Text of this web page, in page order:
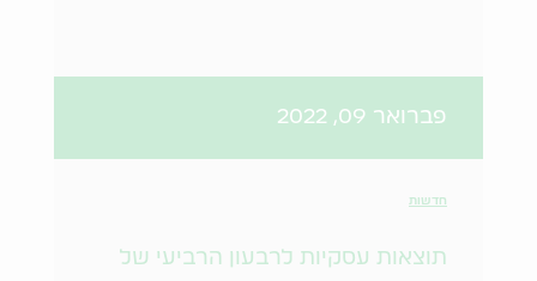
פברואר 09, 2022
חדשות
תוצאות עסקיות לרבעון הרביעי של